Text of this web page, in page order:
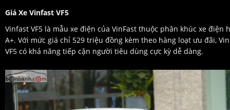
Giá Xe Vinfast VF5
Vinfast VF5 là mẫu xe điện của VinFast thuộc phân khúc xe điện
A+. Với mức giá chỉ 529 triệu đồng kèm theo hàng loạt ưu đãi,
VF5 có khả năng tiếp cận người tiêu dùng cực kỳ dễ dàng.